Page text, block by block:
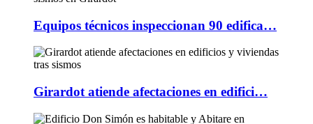
Equipos técnicos inspeccionan 90 edifica…
Girardot atiende afectaciones en edifici…